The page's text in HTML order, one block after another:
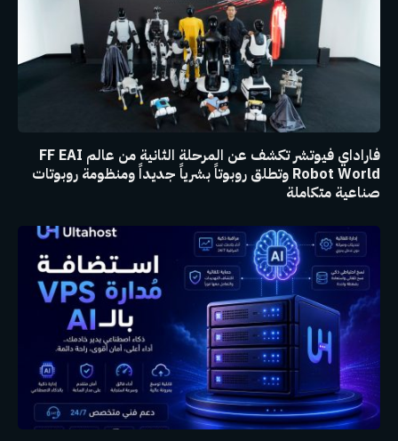
فاراداي فيوتشر تكشف عن المرحلة الثانية من عالم FF EAI
Robot World وتطلق روبوتاً بشرياً جديداً ومنظومة روبوتات
صناعية متكاملة